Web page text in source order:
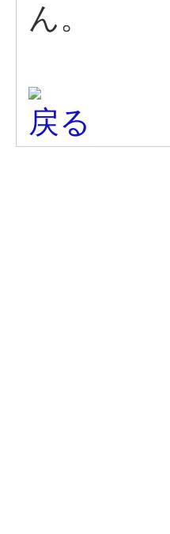
ん。
戻る